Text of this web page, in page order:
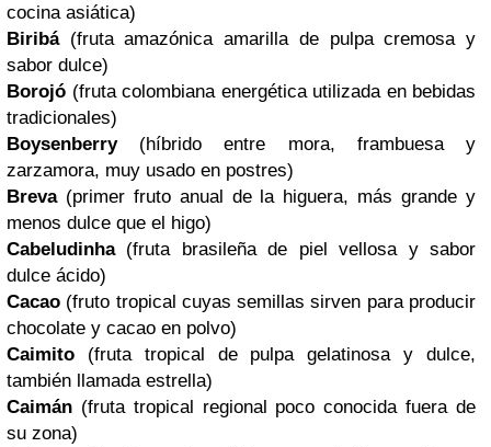
cocina asiática)
Biribá (fruta amazónica amarilla de pulpa cremosa y
sabor dulce)
Borojó (fruta colombiana energética utilizada en bebidas
tradicionales)
Boysenberry (híbrido entre mora, frambuesa y
zarzamora, muy usado en postres)
Breva (primer fruto anual de la higuera, más grande y
menos dulce que el higo)
Cabeludinha (fruta brasileña de piel vellosa y sabor
dulce ácido)
Cacao (fruto tropical cuyas semillas sirven para producir
chocolate y cacao en polvo)
Caimito (fruta tropical de pulpa gelatinosa y dulce,
también llamada estrella)
Caimán (fruta tropical regional poco conocida fuera de
su zona)